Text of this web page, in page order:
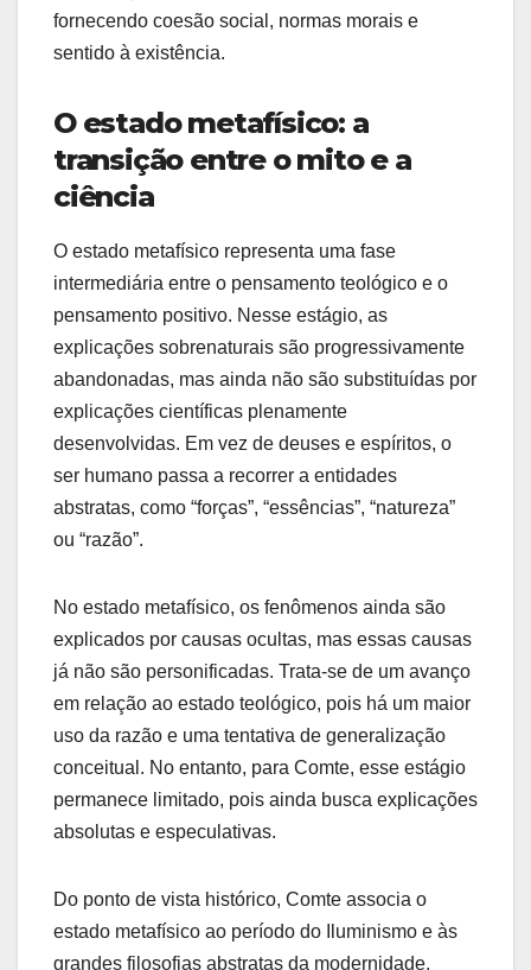
fornecendo coesão social, normas morais e
sentido à existência.
O estado metafísico: a
transição entre o mito e a
ciência
O estado metafísico representa uma fase
intermediária entre o pensamento teológico e o
pensamento positivo. Nesse estágio, as
explicações sobrenaturais são progressivamente
abandonadas, mas ainda não são substituídas por
explicações científicas plenamente
desenvolvidas. Em vez de deuses e espíritos, o
ser humano passa a recorrer a entidades
abstratas, como “forças”, “essências”, “natureza”
ou “razão”.
No estado metafísico, os fenômenos ainda são
explicados por causas ocultas, mas essas causas
já não são personificadas. Trata-se de um avanço
em relação ao estado teológico, pois há um maior
uso da razão e uma tentativa de generalização
conceitual. No entanto, para Comte, esse estágio
permanece limitado, pois ainda busca explicações
absolutas e especulativas.
Do ponto de vista histórico, Comte associa o
estado metafísico ao período do Iluminismo e às
grandes filosofias abstratas da modernidade.